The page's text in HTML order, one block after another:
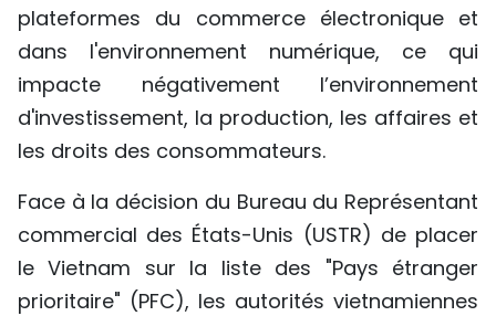
plateformes du commerce électronique et
dans l'environnement numérique, ce qui
impacte négativement l’environnement
d'investissement, la production, les affaires et
les droits des consommateurs.
Face à la décision du Bureau du Représentant
commercial des États-Unis (USTR) de placer
le Vietnam sur la liste des "Pays étranger
prioritaire" (PFC), les autorités vietnamiennes